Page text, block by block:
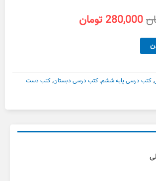
قیمت
بود.
280,000 تومان
,کتب درسی پایه ششم,کتب درسی دبستان,کتب دست